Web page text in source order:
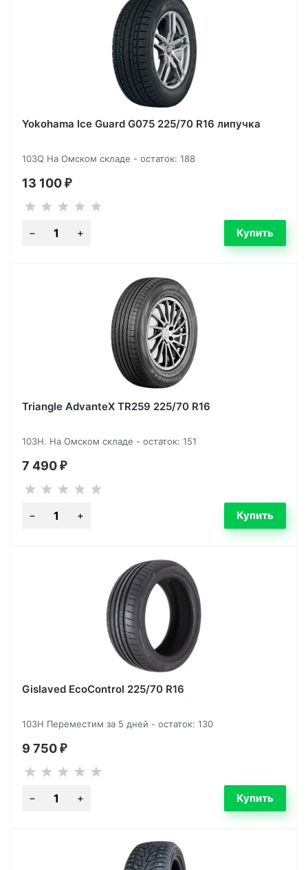
Yokohama Ice Guard G075 225/70 R16 липучка
103Q На Омском складе - остаток: 188
13 100 ₽
Triangle AdvanteX TR259 225/70 R16
103H. На Омском складе - остаток: 151
7 490 ₽
Gislaved EcoControl 225/70 R16
103H Переместим за 5 дней - остаток: 130
9 750 ₽